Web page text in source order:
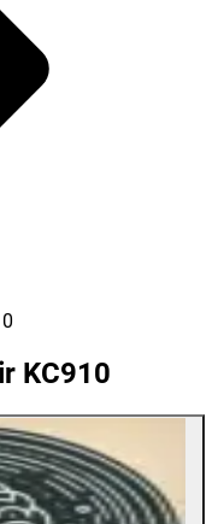
KC910